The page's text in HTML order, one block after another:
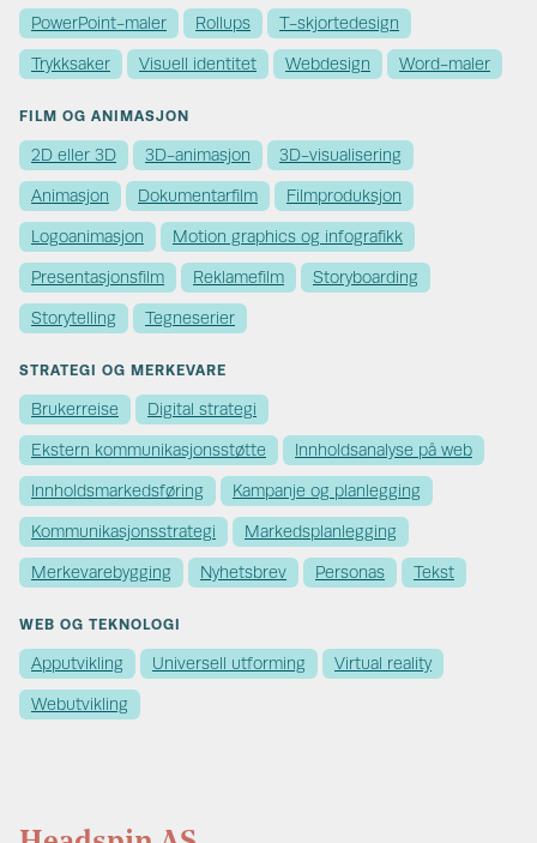
PowerPoint-maler Rollups T-skjortedesign
Trykksaker Visuell identitet Webdesign Word-maler
FILM OG ANIMASJON
2D eller 3D 3D-animasjon 3D-visualisering
Animasjon Dokumentarfilm Filmproduksjon
Logoanimasjon Motion graphics og infografikk
Presentasjonsfilm Reklamefilm Storyboarding
Storytelling Tegneserier
STRATEGI OG MERKEVARE
Brukerreise Digital strategi
Ekstern kommunikasjons­støtte Innholdsanalyse på web
Innholds­markedsføring Kampanje og planlegging
Kommunikasjons­strategi Markedsplanlegging
Merkevare­bygging Nyhetsbrev Personas Tekst
WEB OG TEKNOLOGI
Apputvikling Universell utforming Virtual reality
Webutvikling